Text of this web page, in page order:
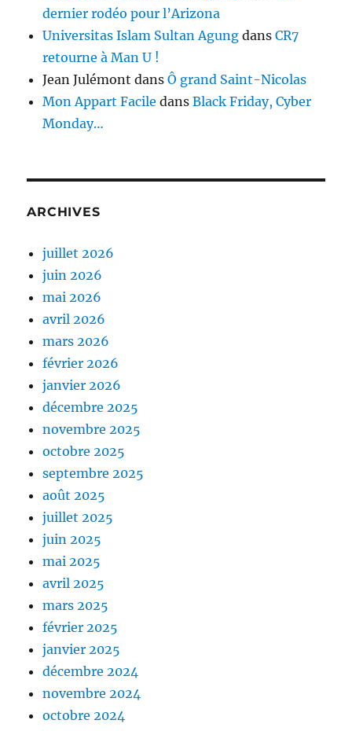
dernier rodéo pour l’Arizona
Universitas Islam Sultan Agung dansCR7
retourne à Man U !
Jean Julémont dansÔ grand Saint-Nicolas
Mon Appart Facile dansBlack Friday, Cyber
Monday…
ARCHIVES
juillet 2026
juin 2026
mai 2026
avril 2026
mars 2026
février 2026
janvier 2026
décembre 2025
novembre 2025
octobre 2025
septembre 2025
août 2025
juillet 2025
juin 2025
mai 2025
avril 2025
mars 2025
février 2025
janvier 2025
décembre 2024
novembre 2024
octobre 2024